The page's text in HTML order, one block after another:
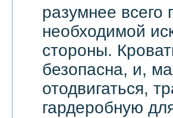
разумнее всего
необходимой
стороны.
безопасна, и,
отодвигаться,
гардеробную